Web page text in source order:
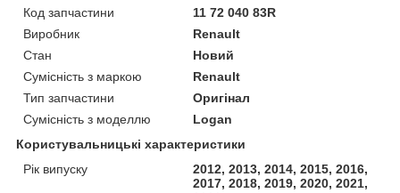
Код запчастини
11 72 040 83R
Виробник
Renault
Стан
Новий
Сумісність з маркою
Renault
Тип запчастини
Оригінал
Сумісність з моделлю
Logan
Користувальницькі характеристики
Рік випуску
2012, 2013, 2014, 2015, 2016,
2017, 2018, 2019, 2020, 2021,